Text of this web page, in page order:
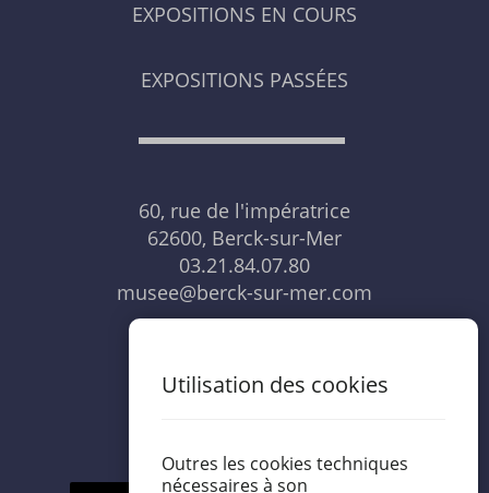
EXPOSITIONS EN COURS
EXPOSITIONS PASSÉES
60, rue de l'impératrice
62600, Berck-sur-Mer
03.21.84.07.80
musee@berck-sur-mer.com
Utilisation des cookies
Outres les cookies techniques
nécessaires à son